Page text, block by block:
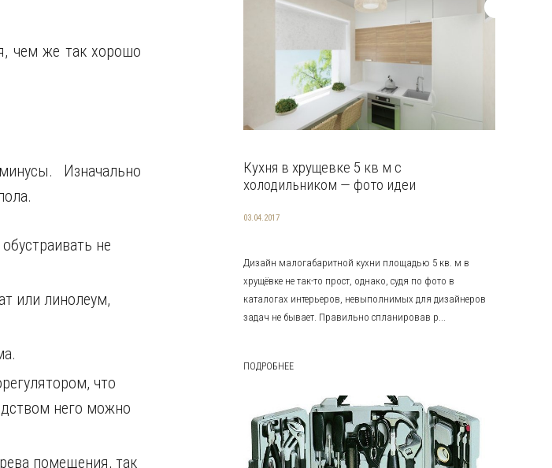
чем же так хорошо
Изначально
не
или линолеум,
что
него можно
помещения, так
Кухня в хрущевке 5 кв м с
холодильником — фото идеи
03.04.2017
Дизайн малогабаритной кухни площадью 5 кв. м в
хрущёвке не так-то прост, однако, судя по фото в
каталогах интерьеров, невыполнимых для дизайнеров
задач не бывает. Правильно спланировав р...
ПОДРОБНЕЕ